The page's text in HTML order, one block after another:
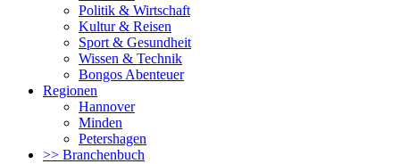
Politik & Wirtschaft
Kultur & Reisen
Sport & Gesundheit
Wissen & Technik
Bongos Abenteuer
Regionen
Hannover
Minden
Petershagen
>> Branchenbuch